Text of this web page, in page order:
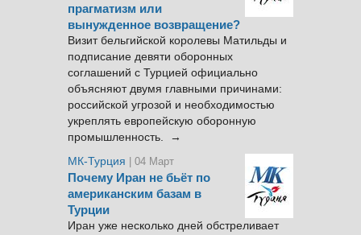
прагматизм или
вынужденное возвращение?
Визит бельгийской королевы Матильды и
подписание девяти оборонных
соглашений с Турцией официально
объясняют двумя главными причинами:
российской угрозой и необходимостью
укреплять европейскую оборонную
промышленность. →
МК-Турция
| 04 Март
Почему Иран не бьёт по
американским базам в
Турции
Иран уже несколько дней обстреливает